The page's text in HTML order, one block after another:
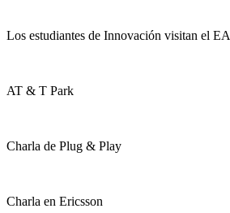
Los estudiantes de Innovación visitan el EA
AT & T Park
Charla de Plug & Play
Charla en Ericsson